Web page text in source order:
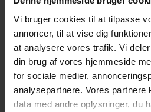
Vi bruger cookies til at tilpasse
annoncer, til at vise dig
at analysere vores trafik. Vi
din brug af vores hjemmeside
for sociale medier,
analysepartnere. Vores partnere
data med andre oplysninger, du